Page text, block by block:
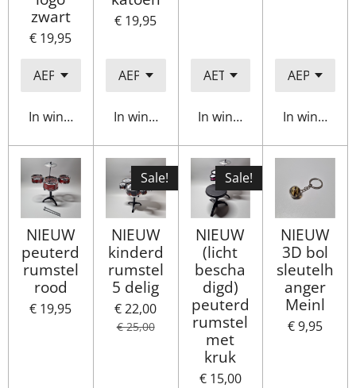
zwart
€ 19,95
In winkelwagen
€ 19,95
In winkelwagenIn winkelwagenIn
NIEUW
peuterd
rumstel
rood
€ 19,95
Sale!
NIEUW
kinderd
rumstel
5 delig
€ 22,00
€ 25,00
Sale!
NIEUW
(licht
bescha
digd)
peuterd
rumstel
met
kruk
€ 15,00
NIEUW
3D bol
sleutelh
anger
Meinl
€ 9,95